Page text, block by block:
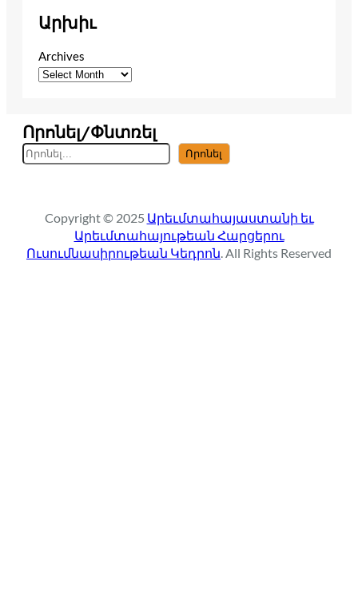
Արխիւ
Archives
Որոնել/Փնտռել
S
e
c
h
Որոնել
Copyright © 2025 Արեւմտահայաստանի եւ
Արեւմտահայութեան Հարցերու
Ուսումնասիրութեան Կեդրոն. All Rights Reserved